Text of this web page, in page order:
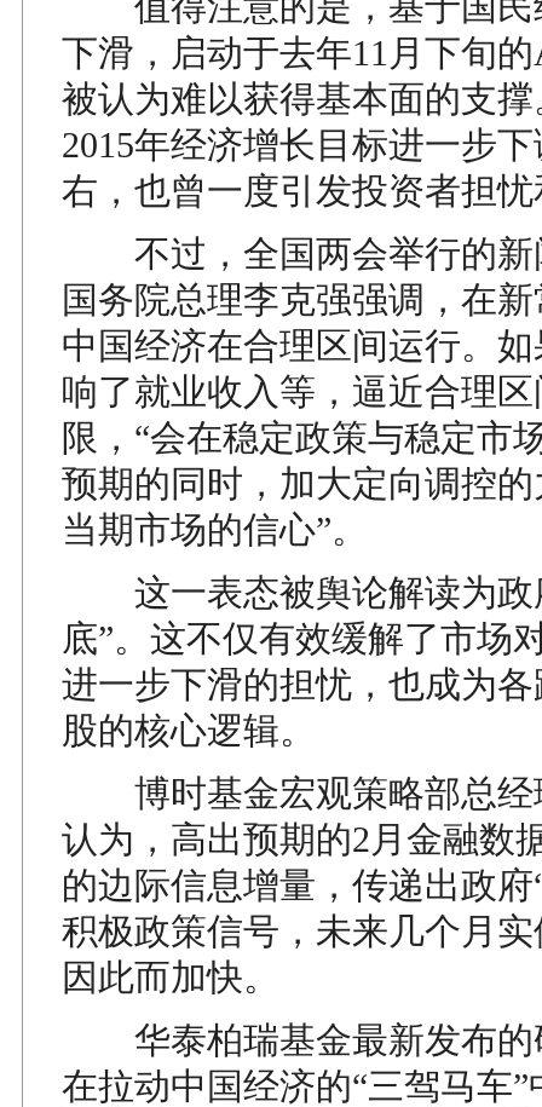
下滑，启动于去年11月下旬
被认为难以获得基本面的支
2015年经济增长目标进一步
右，也曾一度引发投资者担
不过，全国两会举行的新
国务院总理李克强强调，在
中国经济在合理区间运行。
响了就业收入等，逼近合理
限，“会在稳定政策与稳定市
预期的同时，加大定向调控
当期市场的信心”。
这一表态被舆论解读为政
底”。这不仅有效缓解了市场
进一步下滑的担忧，也成为
股的核心逻辑。
博时基金宏观策略部总经
认为，高出预期的2月金融数
的边际信息增量，传递出政府
积极政策信号，未来几个月
因此而加快。
华泰柏瑞基金最新发布的
在拉动中国经济的“三驾马车